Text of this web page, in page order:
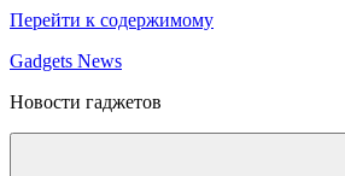
Перейти к содержимому
Gadgets News
Новости гаджетов